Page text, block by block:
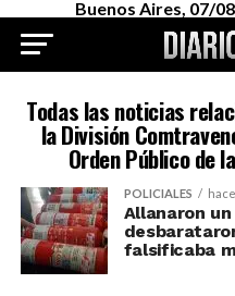
Buenos Aires, 07/
Todas las noticias
la División
Orden Público de
POLICIALES
Allanaron
falsificaba